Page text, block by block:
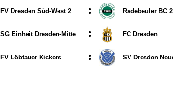
FV Dresden Süd-West 2 : Radebeuler BC 2
SG Einheit Dresden-Mitte : FC Dresden
FV Löbtauer Kickers : SV Dresden-